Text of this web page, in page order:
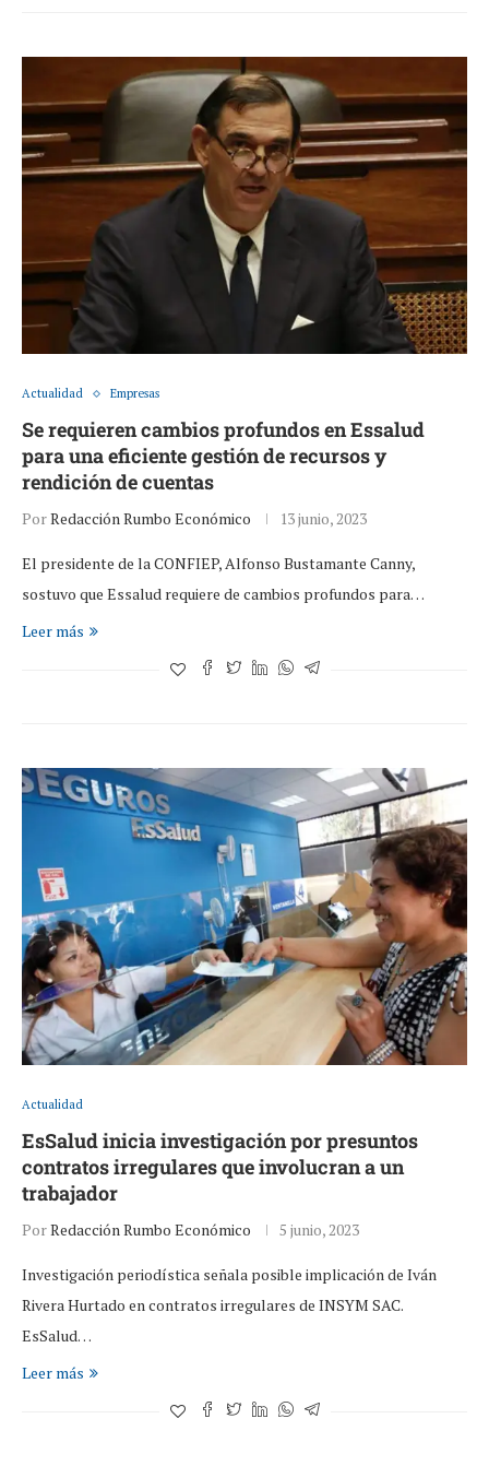
Actualidad Empresas
Se requieren cambios profundos en Essalud
para una eficiente gestión de recursos y
rendición de cuentas
PorRedacción Rumbo Económico 13 junio, 2023
El presidente de la CONFIEP, Alfonso Bustamante Canny,
sostuvo que Essalud requiere de cambios profundos para…
Leer más
Actualidad
EsSalud inicia investigación por presuntos
contratos irregulares que involucran a un
trabajador
PorRedacción Rumbo Económico 5 junio, 2023
Investigación periodística señala posible implicación de Iván
Rivera Hurtado en contratos irregulares de INSYM SAC.
EsSalud…
Leer más